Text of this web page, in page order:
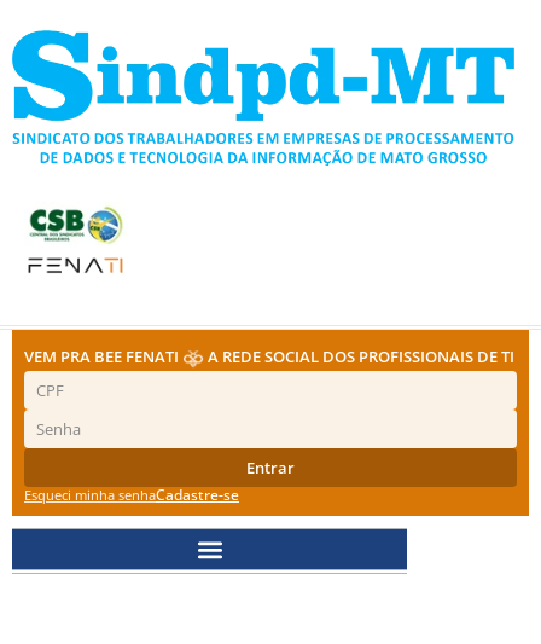
para
conteúdo
VEM PRA BEE FENATI A REDE SOCIAL DOS PROFISSIONAIS DE TI
Entrar
Esqueci minha senhaCadastre-se